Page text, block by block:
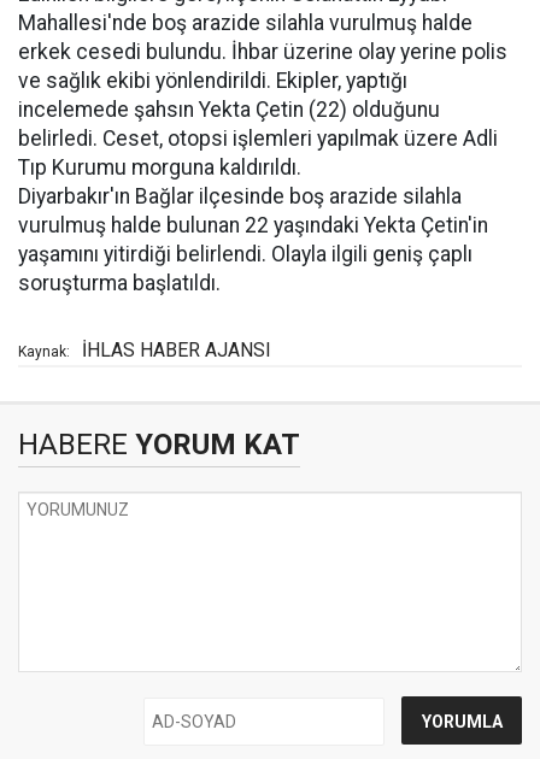
Mahallesi'nde boş arazide silahla vurulmuş halde
erkek cesedi bulundu. İhbar üzerine olay yerine polis
ve sağlık ekibi yönlendirildi. Ekipler, yaptığı
incelemede şahsın Yekta Çetin (22) olduğunu
belirledi. Ceset, otopsi işlemleri yapılmak üzere Adli
Tıp Kurumu morguna kaldırıldı.
Diyarbakır'ın Bağlar ilçesinde boş arazide silahla
vurulmuş halde bulunan 22 yaşındaki Yekta Çetin'in
yaşamını yitirdiği belirlendi. Olayla ilgili geniş çaplı
soruşturma başlatıldı.
Kaynak: İHLAS HABER AJANSI
HABERE YORUM KAT